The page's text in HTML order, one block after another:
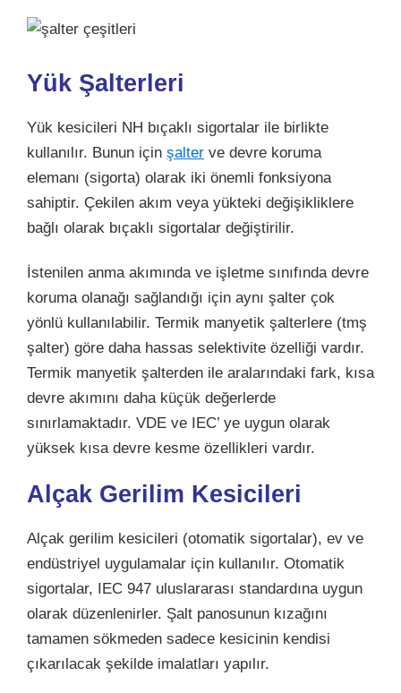
Yük Şalterleri
Yük kesicileri NH bıçaklı sigortalar ile birlikte
kullanılır. Bunun için şalter ve devre koruma
elemanı (sigorta) olarak iki önemli fonksiyona
sahiptir. Çekilen akım veya yükteki değişikliklere
bağlı olarak bıçaklı sigortalar değiştirilir.
İstenilen anma akımında ve işletme sınıfında devre
koruma olanağı sağlandığı için aynı şalter çok
yönlü kullanılabilir. Termik manyetik şalterlere (tmş
şalter) göre daha hassas selektivite özelliği vardır.
Termik manyetik şalterden ile aralarındaki fark, kısa
devre akımını daha küçük değerlerde
sınırlamaktadır. VDE ve IEC’ ye uygun olarak
yüksek kısa devre kesme özellikleri vardır.
Alçak Gerilim Kesicileri
Alçak gerilim kesicileri (otomatik sigortalar), ev ve
endüstriyel uygulamalar için kullanılır. Otomatik
sigortalar, IEC 947 uluslararası standardına uygun
olarak düzenlenirler. Şalt panosunun kızağını
tamamen sökmeden sadece kesicinin kendisi
çıkarılacak şekilde imalatları yapılır.